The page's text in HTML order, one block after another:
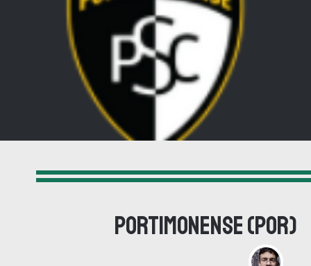
Portimonense (POR)